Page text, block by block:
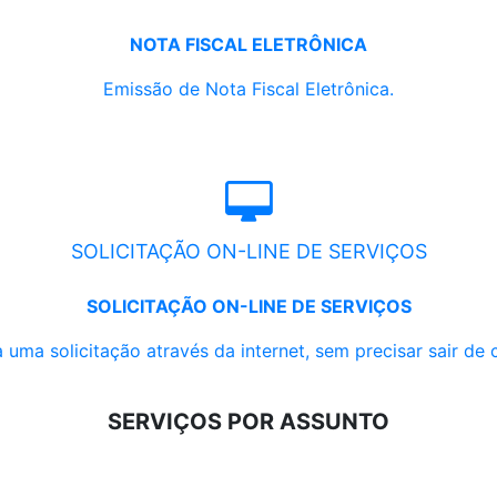
NOTA FISCAL ELETRÔNICA
Emissão de Nota Fiscal Eletrônica.
SOLICITAÇÃO ON-LINE DE SERVIÇOS
SOLICITAÇÃO ON-LINE DE SERVIÇOS
uma solicitação através da internet, sem precisar sair de
SERVIÇOS POR ASSUNTO